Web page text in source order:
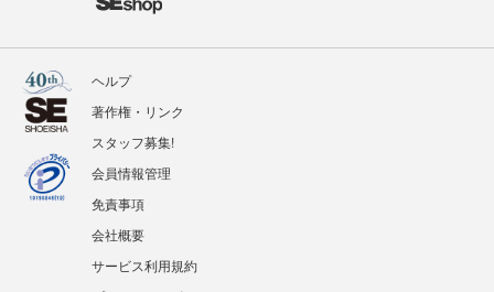
ヘルプ
著作権・リンク
スタッフ募集!
会員情報管理
免責事項
会社概要
サービス利用規約